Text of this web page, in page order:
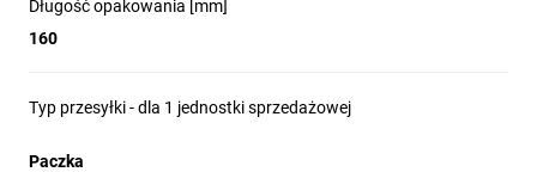
Długość opakowania [mm]
160
Typ przesyłki - dla 1 jednostki sprzedażowej
Paczka